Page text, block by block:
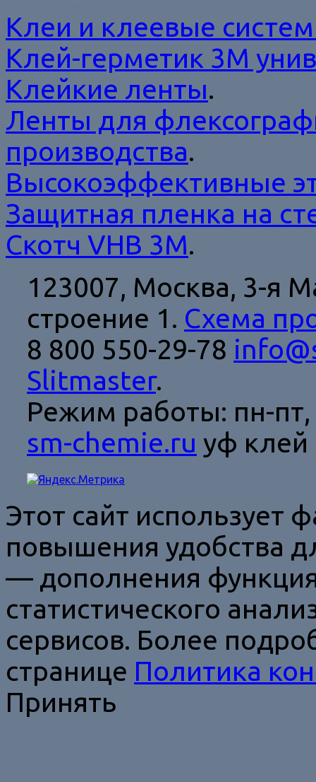
Клеи и клеевые
Клей-герметик 3M
Клейкие ленты.
Ленты для
производства.
Высокоэффективные
Защитная пленка на
Cкотч VHB 3M.
123007, Москва, 3-я
строение 1. Схема
8 800 550-29-78
Slitmaster.
Режим работы: пн-пт,
sm-chemie.ru уф клей
Этот сайт использует
повышения удобства
— дополнения
статистического
сервисов. Более
странице Политика
Принять